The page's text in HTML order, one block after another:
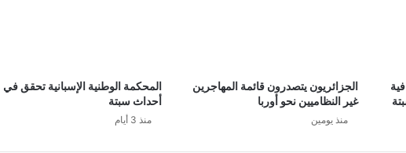
الجزائريون يتصدرون قائمة المهاجرين
غير النظاميين نحو أوربا
منذ يومين
المحكمة الوطنية الإسبانية تحقق في
أحداث سبتة
منذ 3 أيام